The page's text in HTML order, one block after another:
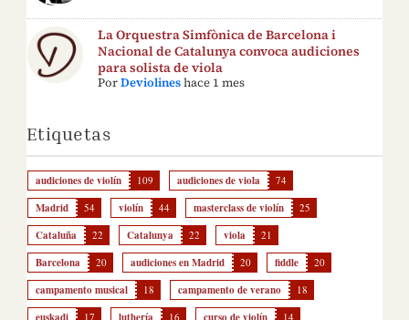
La Orquestra Simfònica de Barcelona i
Nacional de Catalunya convoca audiciones
para solista de viola
PorDeviolines hace 1 mes
Etiquetas
audiciones de violín 109 audiciones de viola 74
Madrid 54 violín 44 masterclass de violín 25
Cataluña 22 Catalunya 22 viola 21
Barcelona 20 audiciones en Madrid 20 fiddle 20
campamento musical 18 campamento de verano 18
17 16 14